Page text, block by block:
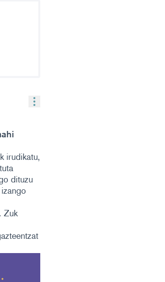
Baliabideen kontrolak
irudikatu,
dituzu
Zuk